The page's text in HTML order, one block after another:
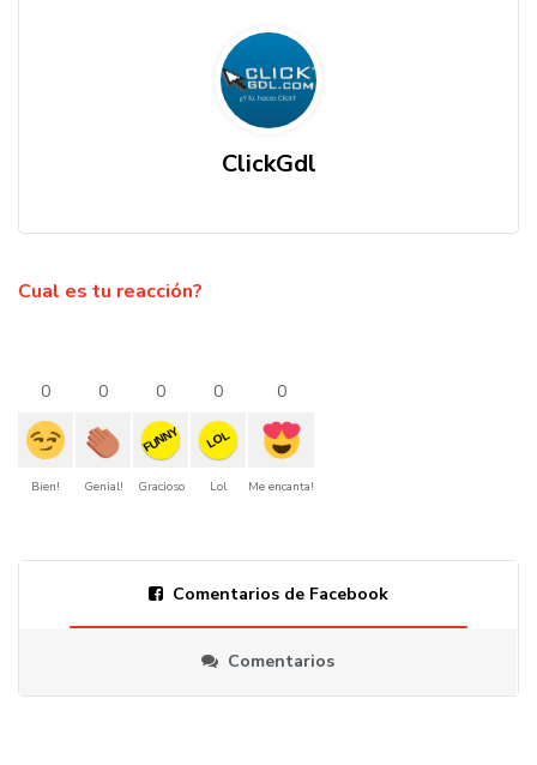
ClickGdl
Cual es tu reacción?
0
Bien!
0
Genial!
0
FUNNY
Gracioso
0
LOL
Lol
0
Me encanta!
Comentarios de Facebook
Comentarios